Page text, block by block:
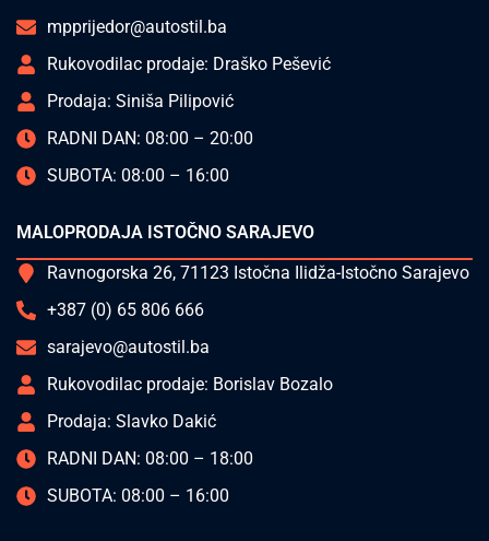
mpprijedor@autostil.ba
Rukovodilac prodaje: Draško Pešević
Prodaja: Siniša Pilipović
RADNI DAN: 08:00 – 20:00
SUBOTA: 08:00 – 16:00
MALOPRODAJA ISTOČNO SARAJEVO
Ravnogorska 26, 71123 Istočna Ilidža-Istočno Sarajevo
+387 (0) 65 806 666
sarajevo@autostil.ba
Rukovodilac prodaje: Borislav Bozalo
Prodaja: Slavko Dakić
RADNI DAN: 08:00 – 18:00
SUBOTA: 08:00 – 16:00